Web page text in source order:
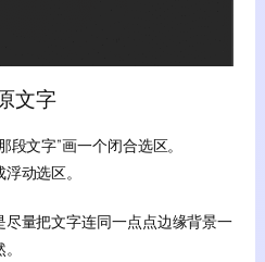
文字
文字”画一个闭合选区。
动选区。
量把文字连同一点点边缘背景一